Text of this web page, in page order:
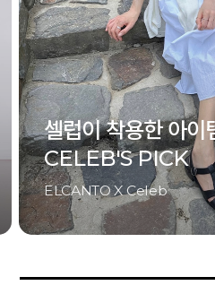
셀럽이 착용한 아이
CELEB'S PICK
ELCANTO X Celeb